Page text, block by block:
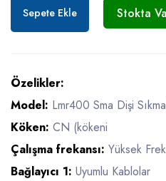
Sepete Ekle Stokta
Özelikler:
Model: Lmr400 Sma Dişi
Köken: CN (kökeni
Çalışma frekansı: Yüksek
Bağlayıcı 1: Uyumlu Kablolar